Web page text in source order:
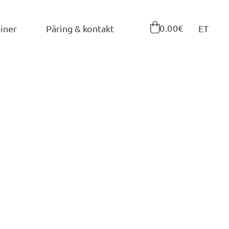
ET
0.00€
Päring & kontakt